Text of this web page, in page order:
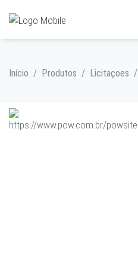
Início / Produtos / Licitaçoes /